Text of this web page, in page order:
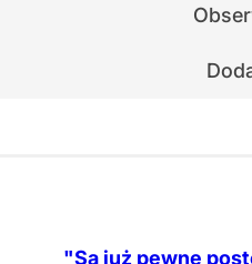
"Są już pewne